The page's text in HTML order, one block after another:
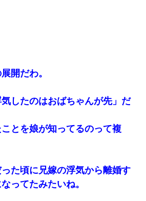
だと名乗る女が、ツケで宝石を買おうと
→ 翌日。ママ友たちの様子が微妙におか
きくなってしまった結果ｗｗｗｗｗｗｗ
たらしい → 俺（二度と帰ってくるなよ…
た恨みは、正直こんなもんじゃ晴れな
性とお見合いをしてくれと頼まれた。父
さんだったので、父も喜んで私の写真を
開だわ。
したのはおばちゃんが先」だ
とを娘が知ってるのって複
た頃に兄嫁の浮気から離婚す
ってたみたいね。